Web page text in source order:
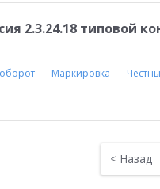
2.3.24.18 типовой
Маркировка
< Назад